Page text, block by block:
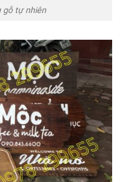
gỗ tự nhiên